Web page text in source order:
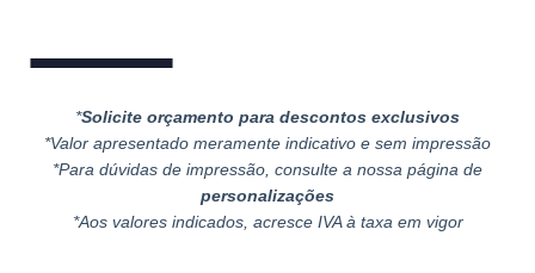
*Solicite orçamento para descontos exclusivos
*Valor apresentado meramente indicativo e sem impressão
*Para dúvidas de impressão, consulte a nossa página de
personalizações
*Aos valores indicados, acresce IVA à taxa em vigor